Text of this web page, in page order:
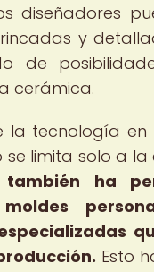
diseñadores
y
de
cerámica.
la tecnología en
limita solo a la
también ha
Esto